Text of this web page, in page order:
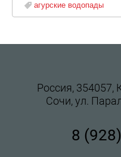
агурские водопады
Россия, 354057,
Сочи, ул.
8